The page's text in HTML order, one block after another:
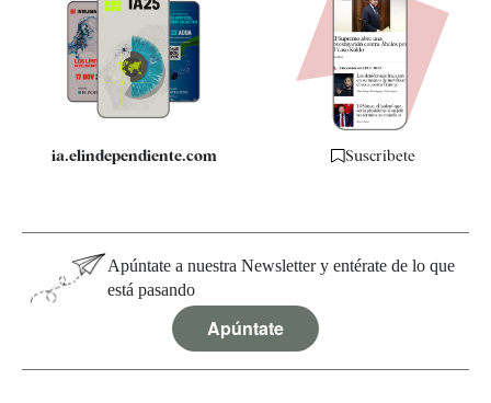
Quiénes somos
Especificaciones
ia.elindependiente.com Suscríbete
Apúntate a nuestra Newsletter y entérate de lo que
está pasando
Apúntate